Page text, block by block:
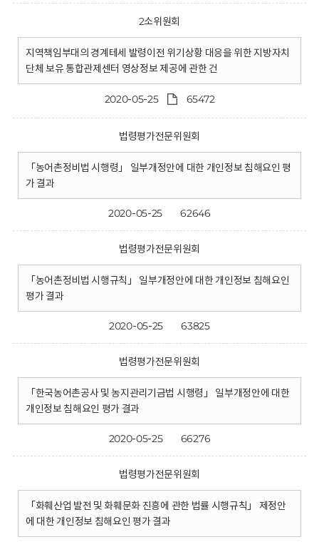
2소위원회
지역책임부대의 경계테세 발령이전 위기상황 대응을 위한 지방자치
단체 보유 통합관제센터 영상정보 제공에 관한 건
2020-05-25 65472
법령평가전문위원회
「농어촌정비법 시행령」 일부개정안에 대한 개인정보 침해요인 평
가 결과
2020-05-25 62646
법령평가전문위원회
「농어촌정비법 시행규칙」 일부개정안에 대한 개인정보 침해요인
평가 결과
2020-05-25 63825
법령평가전문위원회
「한국농어촌공사 및 농지관리기금법 시행령」 일부개정안에 대한
개인정보 침해요인 평가 결과
2020-05-25 66276
법령평가전문위원회
「화훼산업 발전 및 화훼문화 진흥에 관한 법률 시행규칙」 제정안
에 대한 개인정보 침해요인 평가 결과